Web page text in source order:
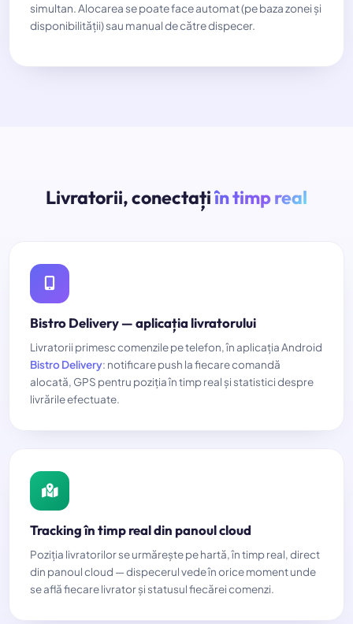
simultan. Alocarea se poate face automat (pe baza zonei și
disponibilității) sau manual de către dispecer.
Livratorii, conectațiîn timp real
Bistro Delivery — aplicația livratorului
Livratorii primesc comenzile pe telefon, în aplicația Android
Bistro Delivery: notificare push la fiecare comandă
alocată, GPS pentru poziția în timp real și statistici despre
livrările efectuate.
Tracking în timp real din panoul cloud
Poziția livratorilor se urmărește pe hartă, în timp real, direct
din panoul cloud — dispecerul vede în orice moment unde
se află fiecare livrator și statusul fiecărei comenzi.